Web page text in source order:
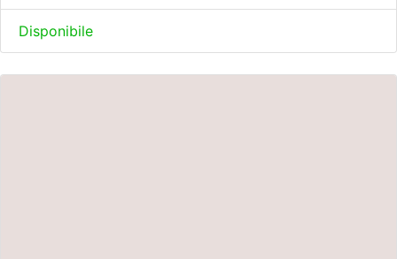
Disponibile